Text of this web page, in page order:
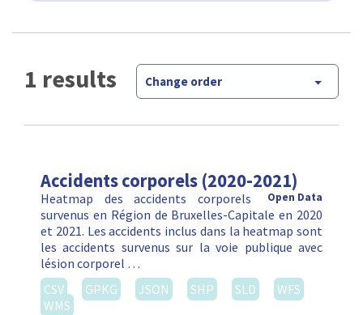
1 results Change order
Accidents corporels (2020-2021)
Open Data
Heatmap des accidents corporels
survenus en Région de Bruxelles-Capitale en 2020
et 2021. Les accidents inclus dans la heatmap sont
les accidents survenus sur la voie publique avec
lésion corporel …
CSV
GPKG JSON SHP SLD
WFS
WMS